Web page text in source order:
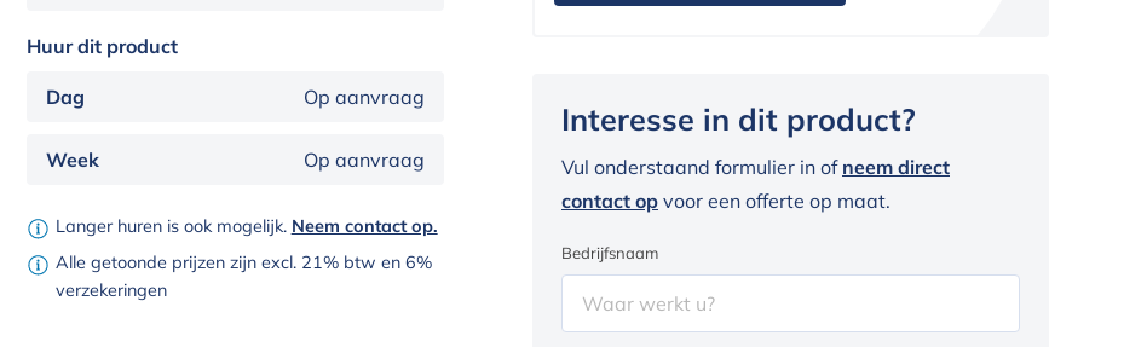
Huur dit product
Dag Op aanvraag
Week Op aanvraag
Langer huren is ook mogelijk. Neem contact op.
Alle getoonde prijzen zijn excl. 21% btw en 6%
verzekeringen
Interesse in dit product?
Vul onderstaand formulier in of neem direct
contact op voor een offerte op maat.
Bedrijfsnaam